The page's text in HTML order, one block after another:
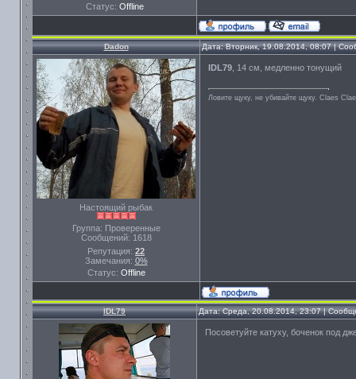
Статус: Offline
Dadon Дата: Вторник, 19.08.2014, 08:07 |
Настоящий рыбак
Группа: Проверенные
Сообщений: 1618
Репутация: 22
Замечания: 0%
Статус: Offline
IDL79 , 14 см, медленно тонущий
Ловите щуку, не убивайте щуку. Сlaes
IDL79 Дата: Среда, 20.08.2014, 23:07 |
Посоветуйте катуху, боченок под